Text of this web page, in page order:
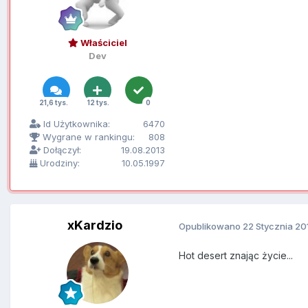
Właściciel
Dev
21,6 tys. 12 tys. 0
Id Użytkownika:
6470
Wygrane w rankingu:
808
Dołączył:
19.08.2013
Urodziny:
10.05.1997
xKardzio Opublikowano 22 Stycznia
Hot desert znając życie...